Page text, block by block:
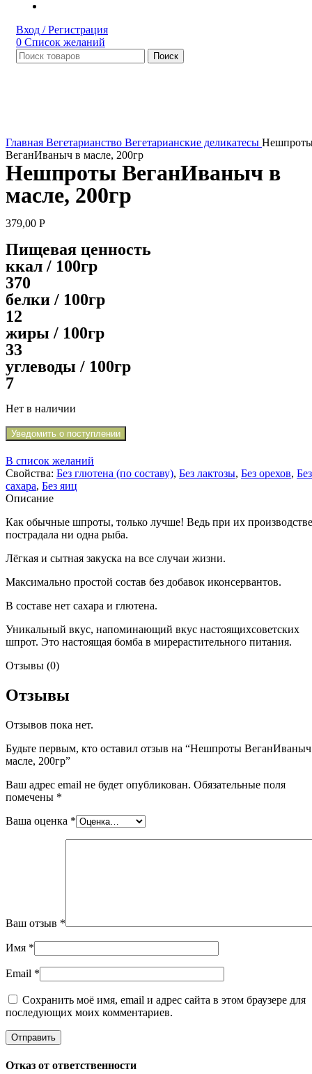
Вход / Регистрация
0 Список желаний
Поиск
Главная Вегетарианство Вегетарианские деликатесы
ВеганИваныч в масле, 200гр
Нешпроты ВеганИваныч в
масле, 200гр
379,00 Р
Пищевая ценность
ккал / 100гр
370
белки / 100гр
12
жиры / 100гр
33
углеводы / 100гр
7
Нет в наличии
Уведомить о поступлении
В список желаний
Свойства: Без глютена (по составу), Без лактозы, Без орехов, Без
сахара, Без яиц
Описание
Как обычные шпроты, только лучше! Ведь при их
пострадала ни одна рыба.
Лёгкая и сытная закуска на все случаи жизни.
Максимально простой состав без добавок иконсервантов.
В составе нет сахара и глютена.
Уникальный вкус, напоминающий вкус настоящихсоветских
шпрот. Это настоящая бомба в мирерастительного питания.
Отзывы (0)
Отзывы
Отзывов пока нет.
Будьте первым, кто оставил отзыв на “Нешпроты
масле, 200гр”
Ваш адрес email не будет опубликован. Обязательные поля
помечены *
Ваша оценка *
Ваш отзыв *
Имя *
Email *
Сохранить моё имя, email и адрес сайта в этом браузере для
последующих моих комментариев.
Отказ от ответственности